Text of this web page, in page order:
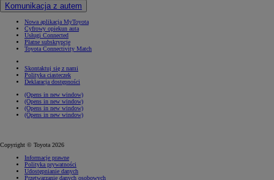
Komunikacja z autem
Nowa aplikacja MyToyota
Cyfrowy opiekun auta
Usługi Connected
Płatne subskrypcje
Toyota Connectivity Match
Skontaktuj się z nami
Polityka ciasteczek
Deklaracja dostępności
(Opens in new window)
(Opens in new window)
(Opens in new window)
(Opens in new window)
Copyright © Toyota 2026
Informacje prawne
Polityka prywatności
Udostępnianie danych
Przetwarzanie danych osobowych